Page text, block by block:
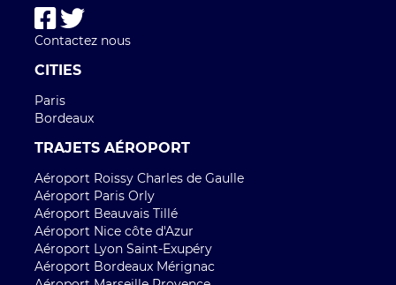
Contactez nous
CITIES
Paris
Bordeaux
TRAJETS AÉROPORT
Aéroport Roissy Charles de Gaulle
Aéroport Paris Orly
Aéroport Beauvais Tillé
Aéroport Nice côte d'Azur
Aéroport Lyon Saint-Exupéry
Aéroport Bordeaux Mérignac